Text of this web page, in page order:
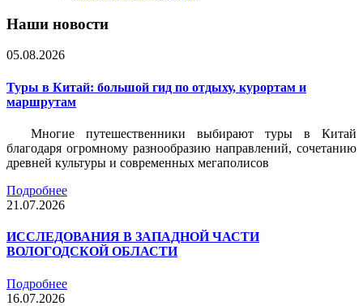
Наши новости
05.08.2026
Туры в Китай: большой гид по отдыху, курортам и
маршрутам
Многие путешественники выбирают туры в Китай
благодаря огромному разнообразию направлений, сочетанию
древней культуры и современных мегаполисов
Подробнее
21.07.2026
ИССЛЕДОВАНИЯ В ЗАПАДНОЙ ЧАСТИ
ВОЛОГОДСКОЙ ОБЛАСТИ
Подробнее
16.07.2026